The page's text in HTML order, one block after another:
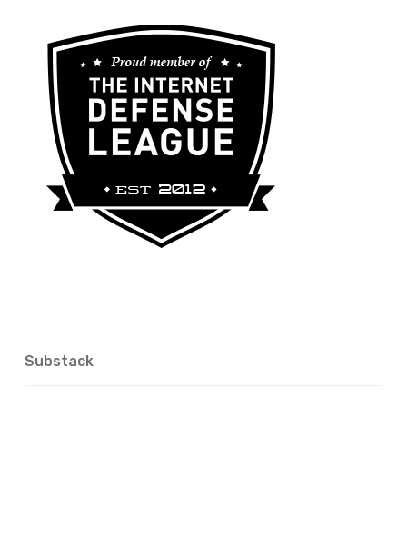
Substack